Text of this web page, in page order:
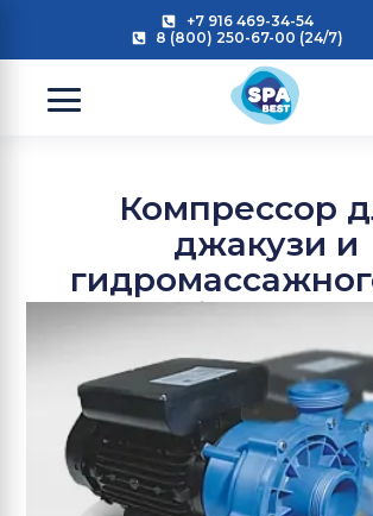
+7 916 469-34-54
8 (800) 250-67-00 (24/7)
Компрессор
джакузи и
бассейна